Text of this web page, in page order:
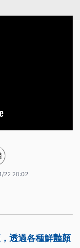
22 20:02
透過各種鮮豔顏